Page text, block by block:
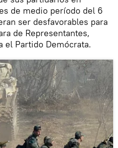
de medio período del 6
ser desfavorables para
de Representantes,
el Partido Demócrata.